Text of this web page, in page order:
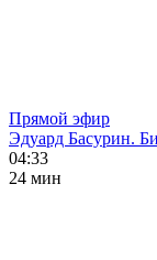
Прямой эфир
Эдуард Басурин.
04:33
24 мин